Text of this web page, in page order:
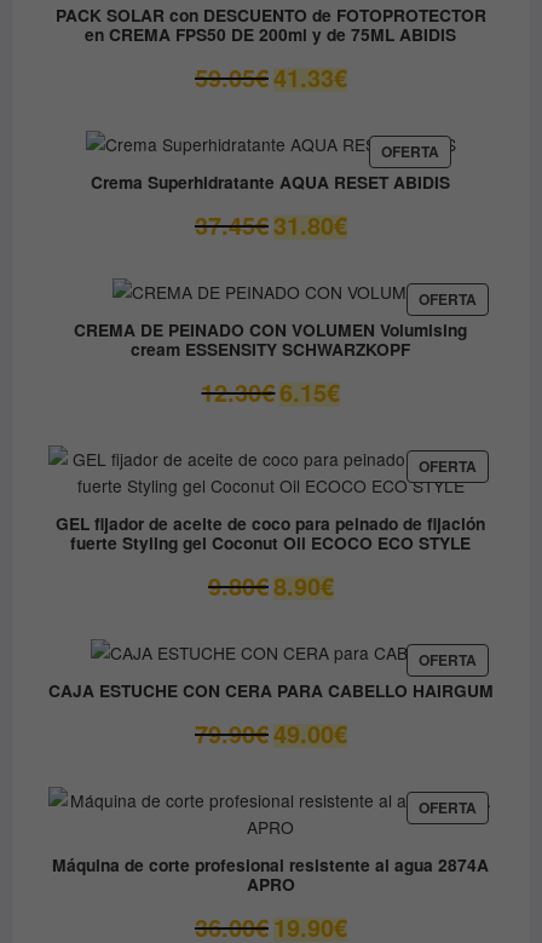
PACK SOLAR con DESCUENTO de FOTOPROTECTOR
en CREMA FPS50 DE 200ml y de 75ML ABIDIS
59.05€ El
precio
era:
59.05€.
41.33€El
precio
es:
41.33€.
OFERTAPRODUCTO
EN
OFERTA
Crema Superhidratante AQUA RESET ABIDIS
37.45€ El
precio
era:
37.45€.
31.80€El
precio
es:
31.80€.
OFERTA
EN
CREMA DE PEINADO CON VOLUMEN Volumising
cream ESSENSITY SCHWARZKOPF
12.30€El
precio
era:
12.30€.
6.15€El
precio
es:
6.15€.
OFERTA
EN
GEL fijador de aceite de coco para peinado de fijación
fuerte Styling gel Coconut Oil ECOCO ECO STYLE
9.80€ El
precio
era:
9.80€.
8.90€El
precio
es:
8.90€.
OFERTA
EN
OFERTA
CAJA ESTUCHE CON CERA PARA CABELLO HAIRGUM
79.90€ El
precio
era:
79.90€.
49.00€El
precio
es:
OFERTA
EN
Máquina de corte profesional resistente al agua 2874A
APRO
36.00€ El
19.90€El